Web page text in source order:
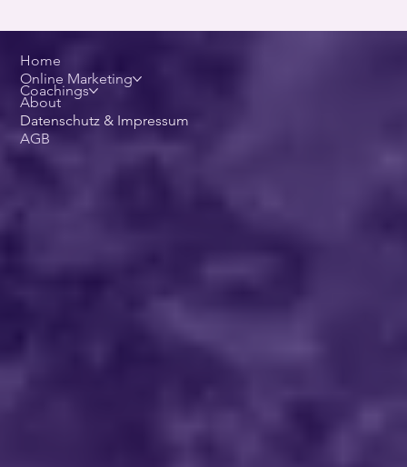
Home
Online Marketing
Coachings
About
Datenschutz & Impressum
AGB